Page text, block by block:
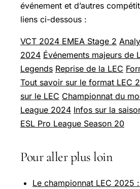
événement et d’autres
liens ci-dessous :
VCT 2024 EMEA Stage 2
2024 Événements majeurs de
Legends Reprise de la LEC
Tout savoir sur le format LEC
sur le LEC Championnat du
League 2024 Infos sur la
ESL Pro League Season 20
Pour aller plus loin
Le championnat LEC 2025